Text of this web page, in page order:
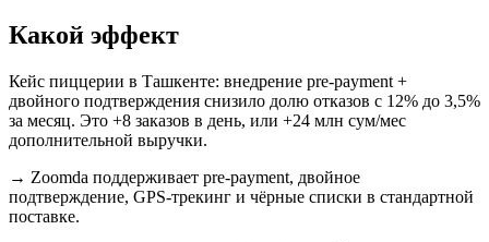
Какой эффект
Кейс пиццерии в Ташкенте: внедрение pre-payment +
двойного подтверждения снизило долю отказов с 12% до 3,5%
за месяц. Это +8 заказов в день, или +24 млн сум/мес
дополнительной выручки.
→ Zoomda поддерживает pre-payment, двойное
подтверждение, GPS-трекинг и чёрные списки в стандартной
поставке.